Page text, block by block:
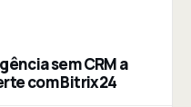
sem CRM a
com Bitrix24